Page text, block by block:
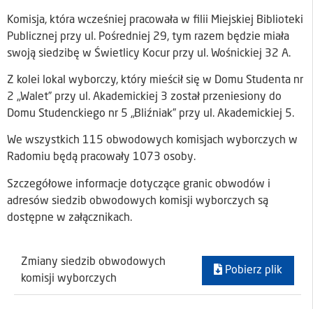
Komisja, która wcześniej pracowała w filii Miejskiej Biblioteki
Publicznej przy ul. Pośredniej 29, tym razem będzie miała
swoją siedzibę w Świetlicy Kocur przy ul. Wośnickiej 32 A.
Z kolei lokal wyborczy, który mieścił się w Domu Studenta nr
2 „Walet” przy ul. Akademickiej 3 został przeniesiony do
Domu Studenckiego nr 5 „Bliźniak” przy ul. Akademickiej 5.
We wszystkich 115 obwodowych komisjach wyborczych w
Radomiu będą pracowały 1073 osoby.
Szczegółowe informacje dotyczące granic obwodów i
adresów siedzib obwodowych komisji wyborczych są
dostępne w załącznikach.
Zmiany siedzib obwodowych
komisji wyborczych
Pobierz plik